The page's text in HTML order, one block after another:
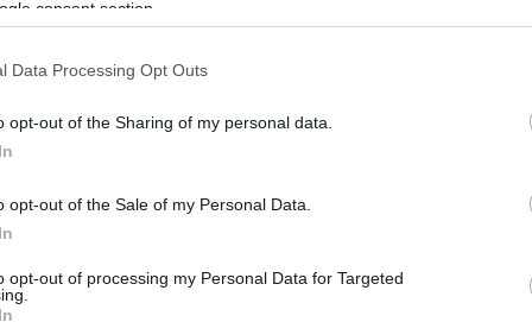
consent section.
Data Processing Opt Outs
opt-out of the Sharing of my personal data.
opt-out of the Sale of my Personal Data.
opt-out of processing my Personal Data for Targeted
FOLYTATÓDIK AZ ÖSSZEOMLÁS: A PESTISRÁCOKNÁL
2026. június 16| Csarnó Ákos |
leépítésre kerül sor: a Mediaworks csoportos
ARANYKONVOJ ÜGYÉBEN – ORBÁN VIKTOR POLITIKAI